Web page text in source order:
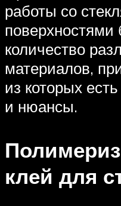
работы со
количество
материалов,
из которых
и нюансы.
клей для